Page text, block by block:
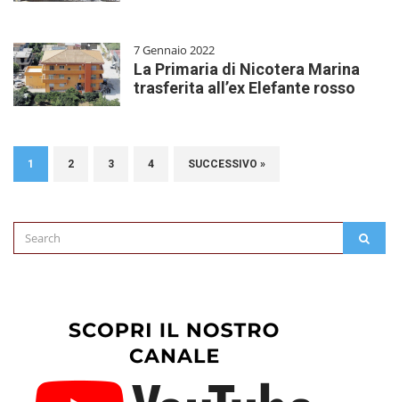
7 Gennaio 2022
La Primaria di Nicotera Marina
trasferita all’ex Elefante rosso
1 2 3 4 SUCCESSIVO »
Search
for: